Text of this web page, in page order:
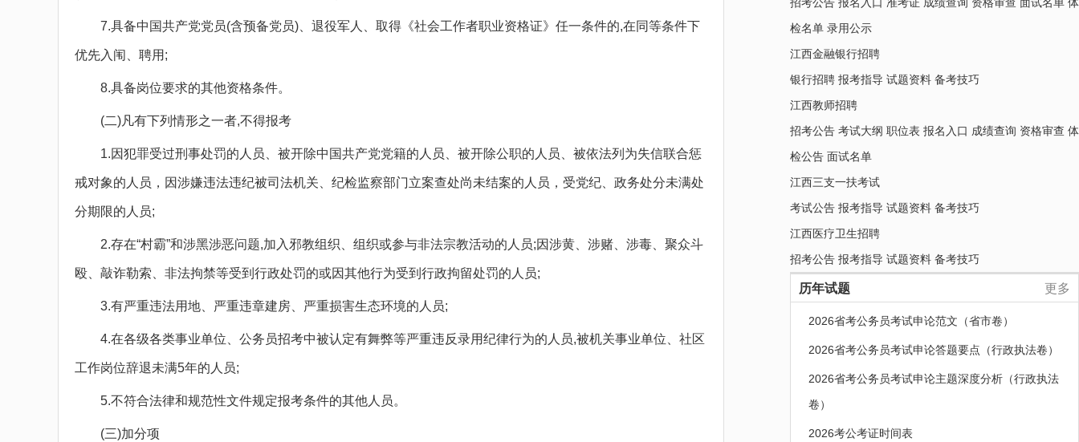
7.具备中国共产党党员(含预备党员)、退役军人、取得《社会工作者职业资格证》任一条件的,在同等条件下
优先入闱、聘用;
8.具备岗位要求的其他资格条件。
(二)凡有下列情形之一者,不得报考
1.因犯罪受过刑事处罚的人员、被开除中国共产党党籍的人员、被开除公职的人员、被依法列为失信联合惩
戒对象的人员，因涉嫌违法违纪被司法机关、纪检监察部门立案查处尚未结案的人员，受党纪、政务处分未满处
分期限的人员;
2.存在“村霸”和涉黑涉恶问题,加入邪教组织、组织或参与非法宗教活动的人员;因涉黄、涉赌、涉毒、聚众斗
殴、敲诈勒索、非法拘禁等受到行政处罚的或因其他行为受到行政拘留处罚的人员;
3.有严重违法用地、严重违章建房、严重损害生态环境的人员;
4.在各级各类事业单位、公务员招考中被认定有舞弊等严重违反录用纪律行为的人员,被机关事业单位、社区
工作岗位辞退未满5年的人员;
5.不符合法律和规范性文件规定报考条件的其他人员。
(三)加分项
检名单 录用公示
江西金融银行招聘
银行招聘 报考指导 试题资料 备考技巧
江西教师招聘
招考公告 考试大纲 职位表 报名入口 成绩查询 资格审查 体
检公告 面试名单
江西三支一扶考试
考试公告 报考指导 试题资料 备考技巧
江西医疗卫生招聘
招考公告 报考指导 试题资料 备考技巧
历年试题 更多
2026省考公务员考试申论范文（省市卷）
2026省考公务员考试申论答题要点（行政执法卷）
2026省考公务员考试申论主题深度分析（行政执法
卷）
2026考公考证时间表